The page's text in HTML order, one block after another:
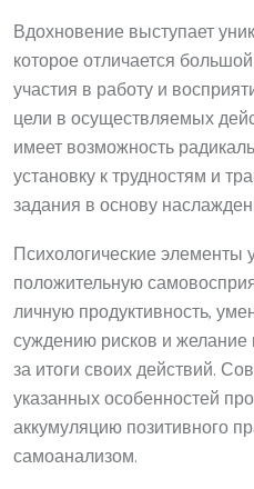
Вдохновение выступает
которое отличается
участия в работу и
цели в осуществляемых
имеет возможность
установку к трудностям и
задания в основу
Психологические элементы
положительную
личную продуктивность,
суждению рисков и желание
за итоги своих действий.
указанных особенностей
аккумуляцию позитивного
самоанализом.